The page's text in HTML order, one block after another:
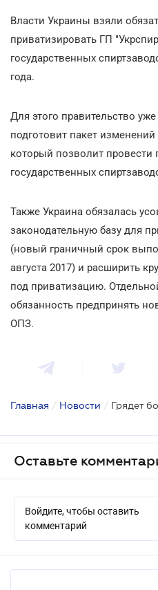
Власти Украины взяли
приватизировать ГП
государственных
года.
Для этого правительство
подготовит пакет
который позволит провести
государственных
Также Украина обязалась
законодательную базу для
(новый граничный срок
августа 2017) и расширить
под приватизацию.
обязанность предпринять
ОПЗ.
Главная / Новости / Грядет
Оставьте
Войдите, чтобы оставить
комментарий